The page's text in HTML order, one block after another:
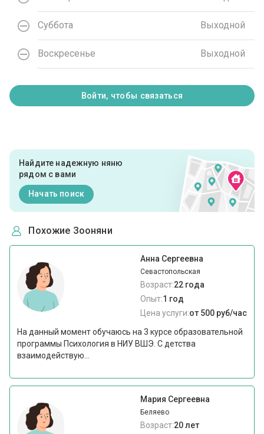
Суббота Выходной
Воскресенье Выходной
Войти, чтобы связаться
Найдите надежную няню
рядом с вами
Начать поиск
Похожие Зооняни
Анна Сергеевна
Севастопольская
Возраст:22 года
Опыт:1 год
Цена услуги:от 500 руб/час
На данный момент обучаюсь на 3 курсе образовательной
программы Психология в НИУ ВШЭ. С детства
взаимодействую...
Мария Сергеевна
Беляево
Возраст:20 лет